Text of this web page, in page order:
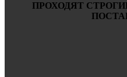
ПРОХОДЯТ